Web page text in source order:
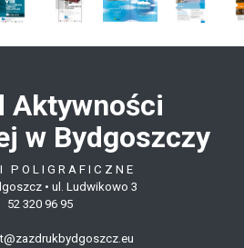
Aktywności
w Bydgoszczy
P O L I G R A F I C Z N E
• ul. Ludwikowo 3
52 320 96 95